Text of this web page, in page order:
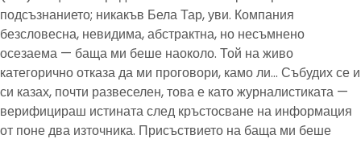
подсъзнанието; никакъв Бела Тар, уви. Компания
безсловесна, невидима, абстрактна, но несъмнено
осезаема — баща ми беше наоколо. Той на живо
категорично отказа да ми проговори, камо ли… Събудих се и
си казах, почти развеселен, това е като журналистиката —
верифицираш истината след кръстосване на информация
от поне два източника. Присъствието на баща ми беше